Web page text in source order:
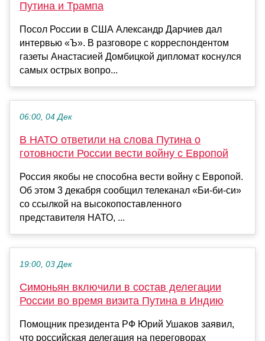
Путина и Трампа
Посол России в США Александр Дарчиев дал
интервью «Ъ». В разговоре с корреспондентом
газеты Анастасией Домбицкой дипломат коснулся
самых острых вопро...
06:00, 04 Дек
В НАТО ответили на слова Путина о
готовности России вести войну с Европой
Россия якобы не способна вести войну с Европой.
Об этом 3 декабря сообщил телеканал «Би-би-си»
со ссылкой на высокопоставленного
представителя НАТО, ...
19:00, 03 Дек
Симоньян включили в состав делегации
России во время визита Путина в Индию
Помощник президента РФ Юрий Ушаков заявил,
что российская делегация на переговорах